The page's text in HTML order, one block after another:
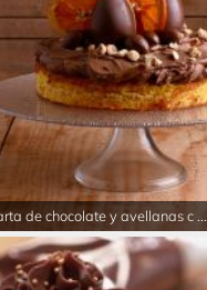
de chocolate y avellanas c ...